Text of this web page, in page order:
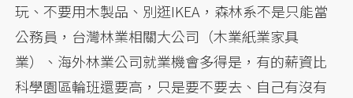
玩、不要用木製品、別逛IKEA，森林系不是只能當
公務員，台灣林業相關大公司（木業紙業家具
業）、海外林業公司就業機會多得是，有的薪資比
科學園區輪班還要高，只是要不要去、自己有沒有